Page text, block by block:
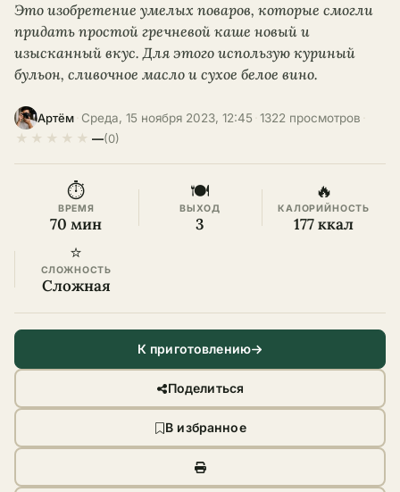
Это изобретение умелых поваров, которые смогли
придать простой гречневой каше новый и
изысканный вкус. Для этого использую куриный
бульон, сливочное масло и сухое белое вино.
Артём Среда, 15 ноября 2023, 12:45 1322 просмотров
★ ★ ★ ★ ★ —(0)
⏱
ВРЕМЯ
70 мин
🍽
ВЫХОД
3
🔥
КАЛОРИЙНОСТЬ
177 ккал
⭐
СЛОЖНОСТЬ
Сложная
К приготовлению
Поделиться
В избранное